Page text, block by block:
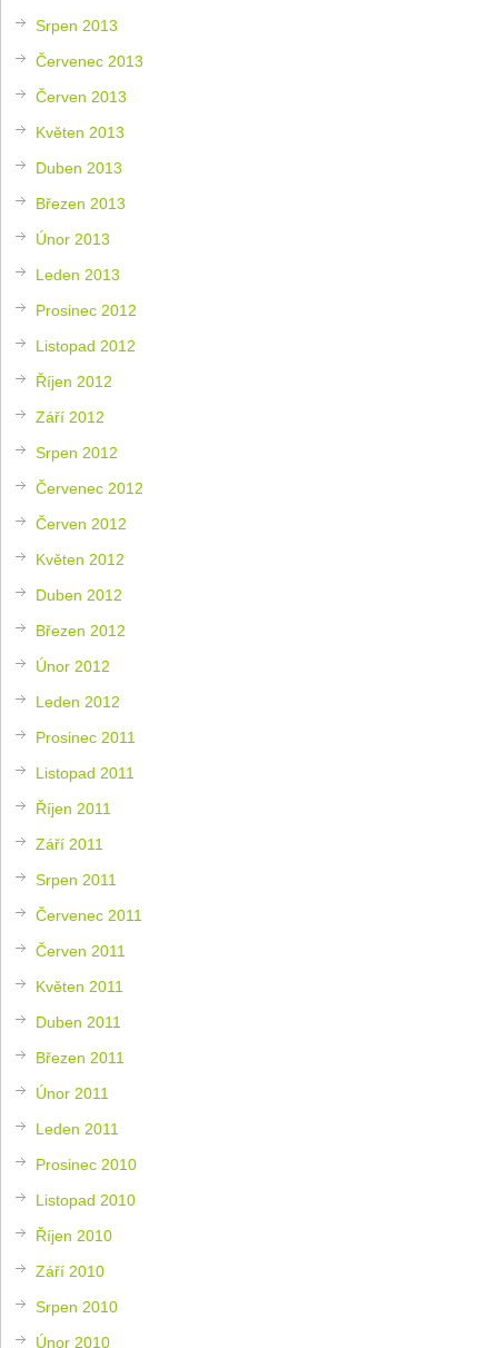
Srpen 2013
Červenec 2013
Červen 2013
Květen 2013
Duben 2013
Březen 2013
Únor 2013
Leden 2013
Prosinec 2012
Listopad 2012
Říjen 2012
Září 2012
Srpen 2012
Červenec 2012
Červen 2012
Květen 2012
Duben 2012
Březen 2012
Únor 2012
Leden 2012
Prosinec 2011
Listopad 2011
Říjen 2011
Září 2011
Srpen 2011
Červenec 2011
Červen 2011
Květen 2011
Duben 2011
Březen 2011
Únor 2011
Leden 2011
Prosinec 2010
Listopad 2010
Říjen 2010
Září 2010
Srpen 2010
Únor 2010